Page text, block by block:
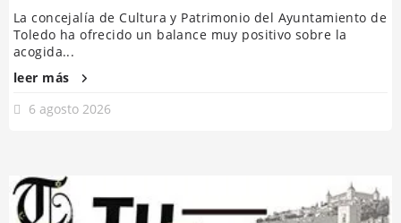
La concejalía de Cultura y Patrimonio del Ayuntamiento de
Toledo ha ofrecido un balance muy positivo sobre la
acogida...
leer más
6 agosto 2026